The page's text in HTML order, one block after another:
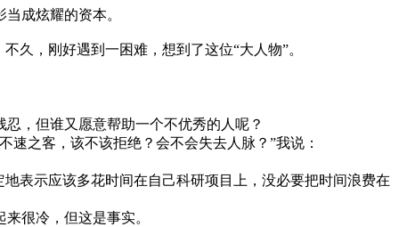
成炫耀的资本。
，刚好遇到一困难，想到了这位“大人物”。
，但谁又愿意帮助一个不优秀的人呢？
之客，该不该拒绝？会不会失去人脉？”我说：
表示应该多花时间在自己科研项目上，没必要把时间浪费在
很冷，但这是事实。